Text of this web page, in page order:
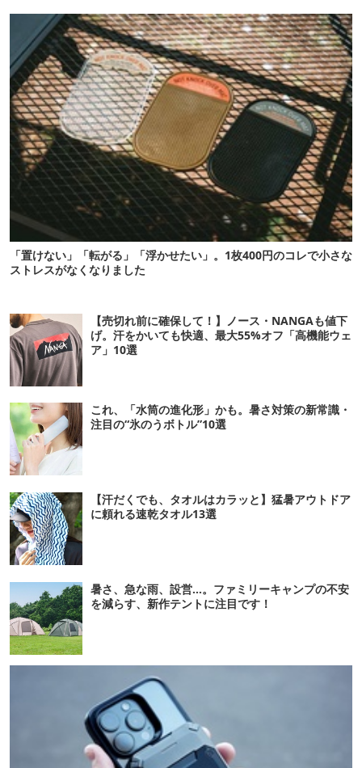
「置けない」「転がる」「浮かせたい」。1枚400円のコレで小さな
ストレスがなくなりました
【売切れ前に確保して！】ノース・NANGAも値下
げ。汗をかいても快適、最大55%オフ「高機能ウェ
ア」10選
これ、「水筒の進化形」かも。暑さ対策の新常識・
注目の“氷のうボトル”10選
【汗だくでも、タオルはカラッと】猛暑アウトドア
に頼れる速乾タオル13選
暑さ、急な雨、設営…。ファミリーキャンプの不安
を減らす、新作テントに注目です！